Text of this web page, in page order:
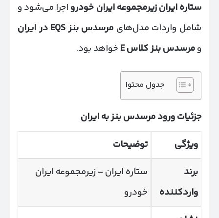
ستاره ایران زیرمجموعه ایران خودرواجرا می‌شود و
شامل واردات مدل‌های مرسدس بنزEQS
در ایران
ومرسدس بنز کلاسE خواهد بود.
جدول محتوا
جزئیات ورود مرسدس بنز به ایران
ویژگی
توضیحات
برند
واردکننده
ستاره ایران – زیرمجموعه ایران
خودرو